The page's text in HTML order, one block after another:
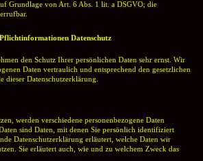
Grundlage von Art. 6 Abs. 1 lit. a DSGVO; die
Datenschutz
den Schutz Ihrer persönlichen Daten sehr ernst. Wir
Daten vertraulich und entsprechend den gesetzlichen
dieser Datenschutzerklärung.
werden verschiedene personenbezogene Daten
sind Daten, mit denen Sie persönlich identifiziert
Datenschutzerklärung erläutert, welche Daten wir
Sie erläutert auch, wie und zu welchem Zweck das